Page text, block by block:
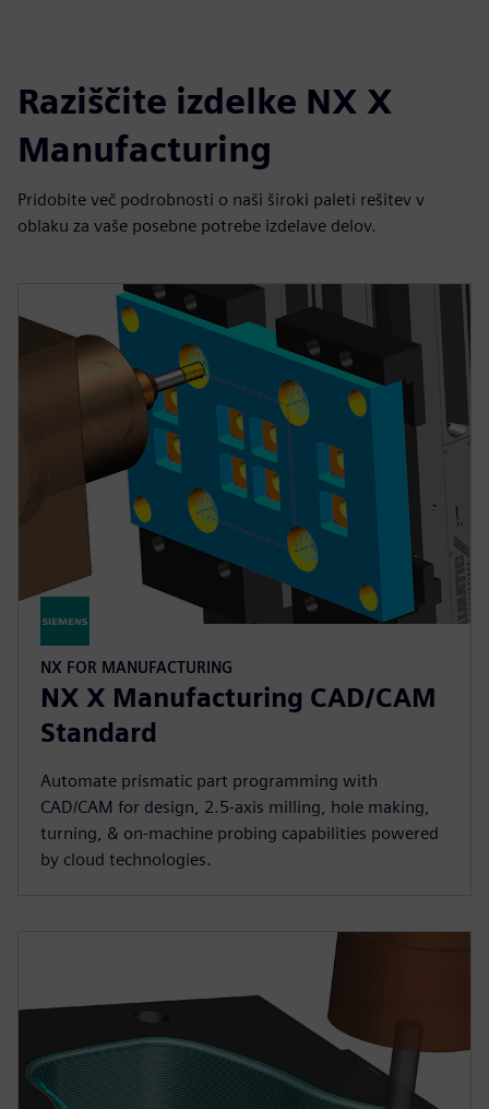
Raziščite izdelke NX X
Manufacturing
Pridobite več podrobnosti o naši široki paleti rešitev v
oblaku za vaše posebne potrebe izdelave delov.
NX FOR MANUFACTURING
NX X Manufacturing CAD/CAM
Standard
Automate prismatic part programming with
CAD/CAM for design, 2.5-axis milling, hole making,
turning, & on-machine probing capabilities powered
by cloud technologies.